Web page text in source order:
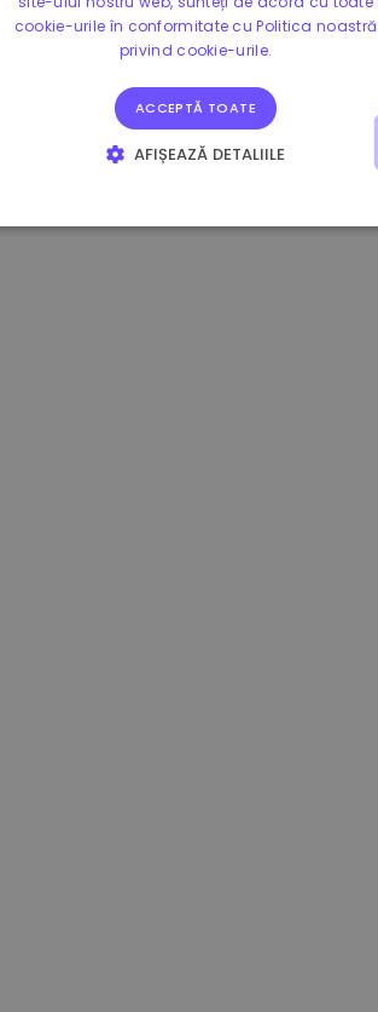
0.865215 € 0.00% 3.4B €
cookie-urile în conformitate cu Politica noastră
privind cookie-urile.
ACCEPTĂ TOATE
AFIȘEAZĂ DETALIILE